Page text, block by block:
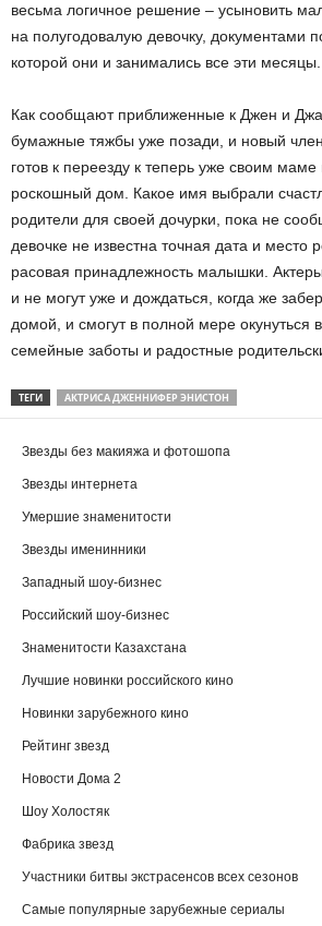
весьма логичное решение – усыновить
на полугодовалую девочку, документами
которой они и занимались все эти месяцы.
Как сообщают приближенные к Джен и
бумажные тяжбы уже позади, и новый член
готов к переезду к теперь уже своим
роскошный дом. Какое имя выбрали
родители для своей дочурки, пока не
девочке не известна точная дата и
расовая принадлежность малышки.
и не могут уже и дождаться, когда же
домой, и смогут в полной мере окунуться
семейные заботы и радостные
ТЕГИ АКТРИСА ДЖЕННИФЕР ЭНИСТОН
Звезды без макияжа и фотошопа
Звезды интернета
Умершие знаменитости
Звезды именинники
Западный шоу-бизнес
Российский шоу-бизнес
Знаменитости Казахстана
Лучшие новинки российского кино
Новинки зарубежного кино
Рейтинг звезд
Новости Дома 2
Шоу Холостяк
Фабрика звезд
Участники битвы экстрасенсов всех сезонов
Самые популярные зарубежные сериалы